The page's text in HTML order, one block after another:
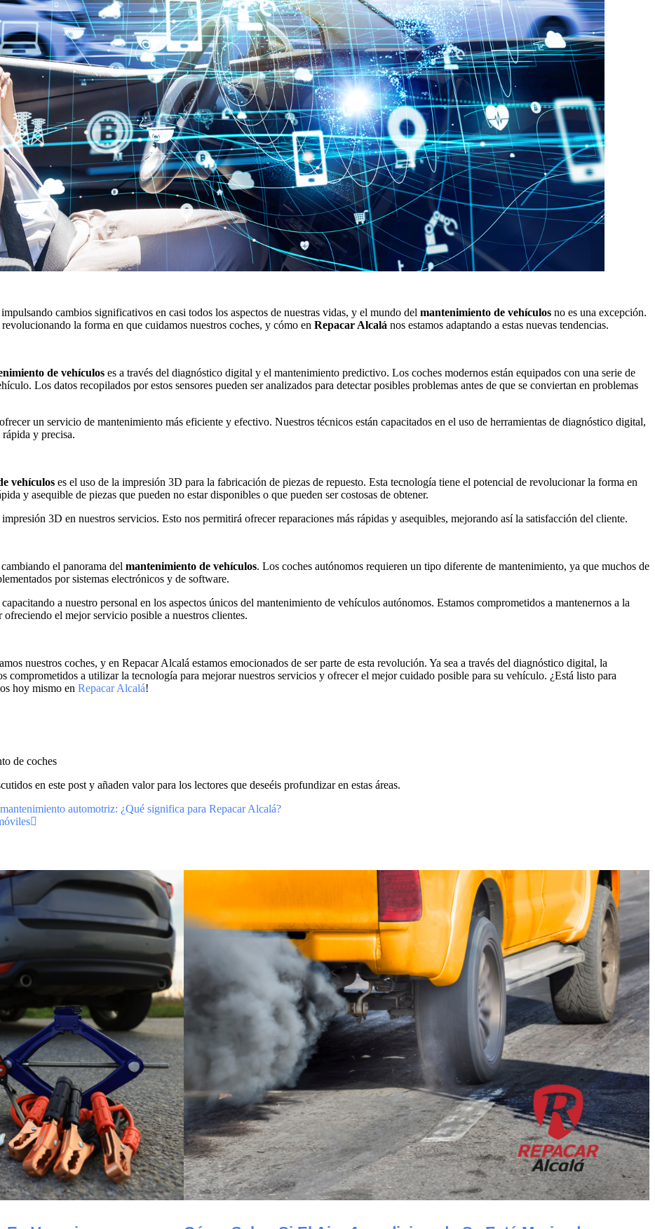
cambios significativos en casi todos los aspectos de nuestras vidas, y el mundo del mantenimiento de vehículos no es una excepción.
la forma en que cuidamos nuestros coches, y cómo en Repacar Alcalá nos estamos adaptando a estas nuevas tendencias.
de vehículos es a través del diagnóstico digital y el mantenimiento predictivo. Los coches modernos están equipados con una serie de
Los datos recopilados por estos sensores pueden ser analizados para detectar posibles problemas antes de que se conviertan en problemas
un servicio de mantenimiento más eficiente y efectivo. Nuestros técnicos están capacitados en el uso de herramientas de diagnóstico digital,
y precisa.
vehículos es el uso de la impresión 3D para la fabricación de piezas de repuesto. Esta tecnología tiene el potencial de revolucionar la forma en
y asequible de piezas que pueden no estar disponibles o que pueden ser costosas de obtener.
3D en nuestros servicios. Esto nos permitirá ofrecer reparaciones más rápidas y asequibles, mejorando así la satisfacción del cliente.
el panorama del mantenimiento de vehículos. Los coches autónomos requieren un tipo diferente de mantenimiento, ya que muchos de
por sistemas electrónicos y de software.
a nuestro personal en los aspectos únicos del mantenimiento de vehículos autónomos. Estamos comprometidos a mantenernos a la
el mejor servicio posible a nuestros clientes.
nuestros coches, y en Repacar Alcalá estamos emocionados de ser parte de esta revolución. Ya sea a través del diagnóstico digital, la
comprometidos a utilizar la tecnología para mejorar nuestros servicios y ofrecer el mejor cuidado posible para su vehículo. ¿Está listo para
hoy mismo en Repacar Alcalá!
de coches
en este post y añaden valor para los lectores que deseéis profundizar en estas áreas.
automotriz: ¿Qué significa para Repacar Alcalá?